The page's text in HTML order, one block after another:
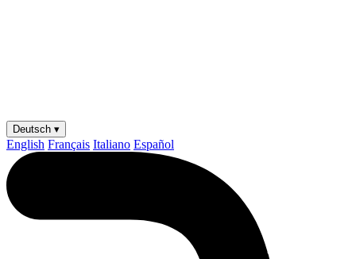
Deutsch ▾
English Français Italiano Español